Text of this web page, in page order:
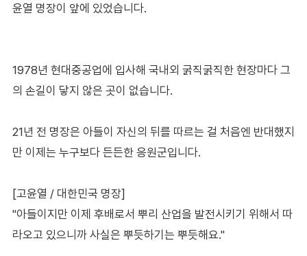
윤열 명장이 앞에 있었습니다.
1978년 현대중공업에 입사해 국내외 굵직굵직한 현장마다 그
의 손길이 닿지 않은 곳이 없습니다.
21년 전 명장은 아들이 자신의 뒤를 따르는 걸 처음엔 반대했지
만 이제는 누구보다 든든한 응원군입니다.
[고윤열 / 대한민국 명장]
"아들이지만 이제 후배로서 뿌리 산업을 발전시키기 위해서 따
라오고 있으니까 사실은 뿌듯하기는 뿌듯해요."